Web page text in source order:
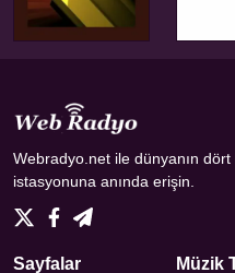
Webradyo.net ile dünyanın
istasyonuna anında erişin.
Sayfalar Müzik